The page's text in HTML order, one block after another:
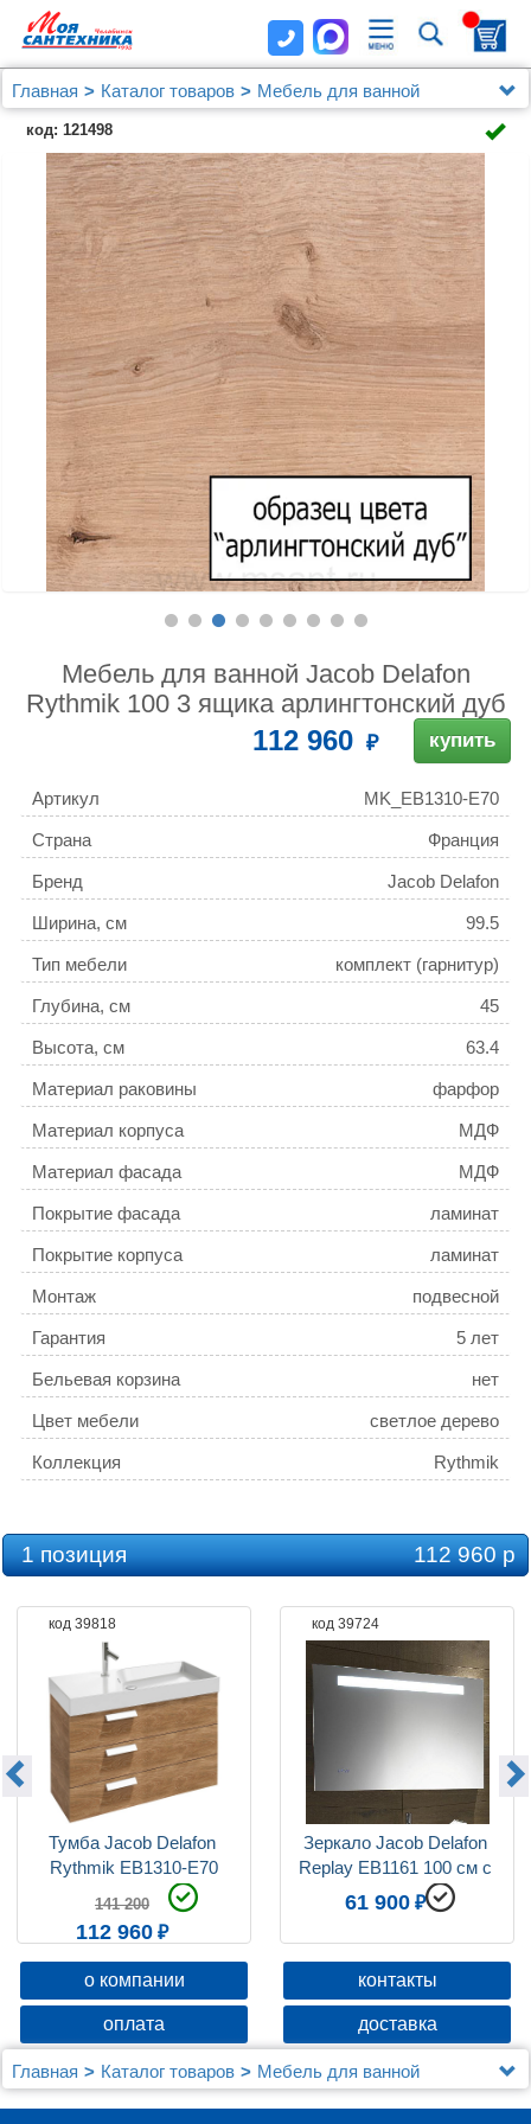
Главная Каталог товаров
Мебель для ванной
Jacob Delafon
Мебель для ванной Jacob Delafon Rythmik 100 3
ящика арлингтонский дуб
код: 121498
Мебель для ванной Jacob Delafon
Rythmik 100 3 ящика арлингтонский дуб
112 960 купить
Артикул MK_EB1310-E70
Страна Франция
Бренд Jacob Delafon
Ширина, см 99.5
Тип мебели комплект (гарнитур)
Глубина, см 45
Высота, см 63.4
Материал раковины фарфор
Материал корпуса МДФ
Материал фасада МДФ
Покрытие фасада ламинат
Покрытие корпуса ламинат
Монтаж подвесной
Гарантия 5 лет
Бельевая корзина нет
Цвет мебели светлое дерево
Коллекция Rythmik
1 позиция 112 960 р
код 39818
Тумба Jacob Delafon
Rythmik EB1310-E70
141 200
112 960
код 39724
Зеркало Jacob Delafon
Replay EB1161 100 см с
часами
61 900
о компании контакты
оплата доставка
Главная Каталог товаров
Мебель для ванной
Jacob Delafon